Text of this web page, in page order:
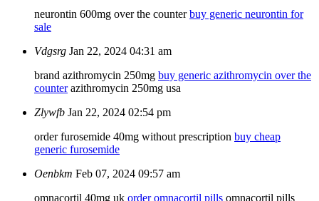
neurontin 600mg over the counterbuy generic neurontin for
sale
Vdgsrg Jan 22, 2024 04:31 am
brand azithromycin 250mg buy generic azithromycin over the
counterazithromycin 250mg usa
Zlywfb Jan 22, 2024 02:54 pm
order furosemide 40mg without prescription buy cheap
generic furosemide
Oenbkm Feb 07, 2024 09:57 am
omnacortil 40mg uk order omnacortil pills omnacortil pills